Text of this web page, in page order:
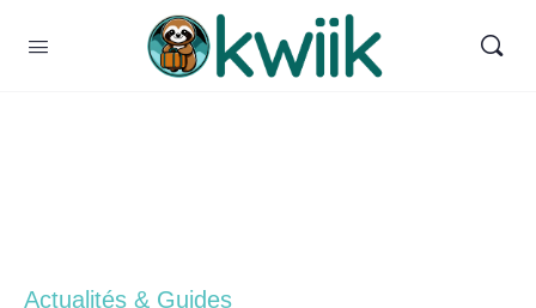
Actualités & Guides